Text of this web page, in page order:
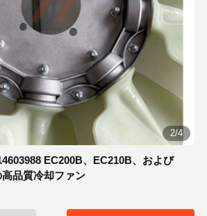
2/4
EC200B、EC210B、および
品質冷却ファン